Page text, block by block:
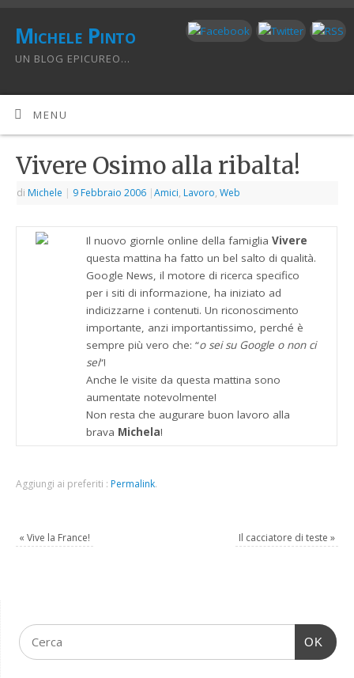
Michele Pinto
UN BLOG EPICUREO...
MENU
Vivere Osimo alla ribalta!
di Michele | 9 Febbraio 2006 |Amici, Lavoro,Web
Il nuovo giornle online della famigliaVivere
questa mattina ha fatto un bel salto di qualità.
Google News, il motore di ricerca specifico
per i siti di informazione, ha iniziato ad
indicizzarne i contenuti. Un riconoscimento
importante, anzi importantissimo, perché è
sempre più vero che: “o sei su Google o non ci
sei“!
Anche le visite da questa mattina sono
aumentate notevolmente!
Non resta che augurare buon lavoro alla
brava Michela!
Aggiungi ai preferiti : Permalink.
« Vive la France! Il cacciatore di teste »
OK